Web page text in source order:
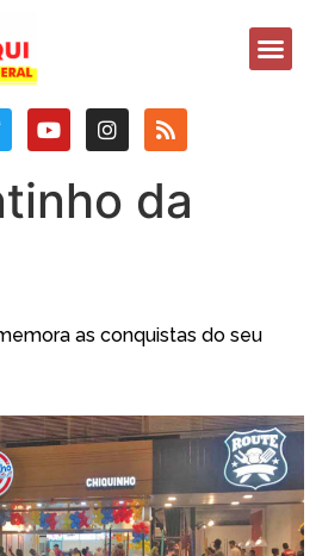
da
as conquistas do seu